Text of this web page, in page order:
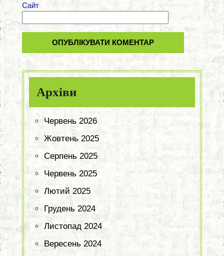
Сайт
Архіви
Червень 2026
Жовтень 2025
Серпень 2025
Червень 2025
Лютий 2025
Грудень 2024
Листопад 2024
Вересень 2024